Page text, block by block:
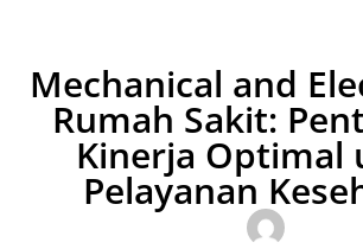
Mechanical and
Rumah Sakit:
Kinerja Optimal
Pelayanan